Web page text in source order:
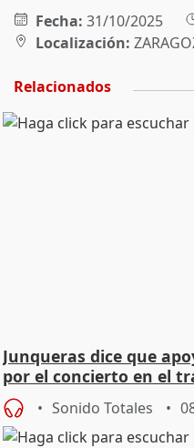
Fecha: 31/10/2025
Localización:
Relacionados
Junqueras dice que
por el concierto en el
Sonido Totales